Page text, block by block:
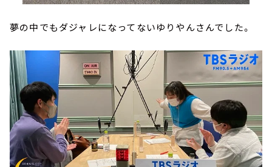
夢の中でもダジャレになってないゆりやんさんでした。